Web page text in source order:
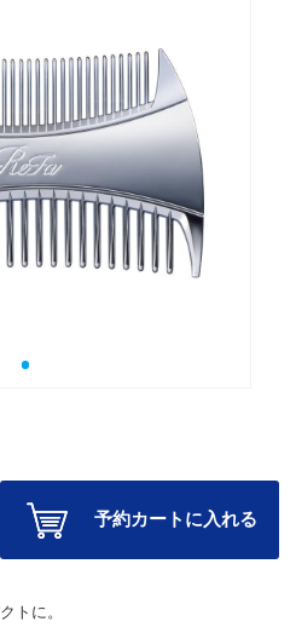
予約カートに入れる
トに。